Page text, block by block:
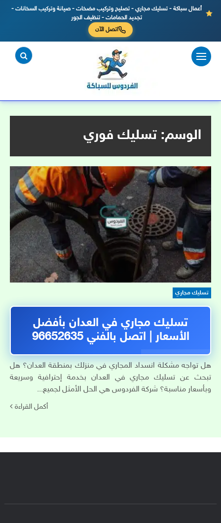
أعمال سباكة - تسليك مجاري - تصليح وتركيب مضخات - صيانة وتركيب السخانات -
تجديد الحمامات - تنظيف الجور
اتصل الآن
التجاوز
المحتوى
الوسم: تسليك فوري
تسليك مجاري
تسليك مجاري في العدان بأفضل
الأسعار | اتصل بالفني 96652635
هل تواجه مشكلة انسداد المجاري في منزلك بمنطقة العدان؟ هل
تبحث عن تسليك مجاري في العدان بخدمة إحترافية وسريعة
وبأسعار مناسبة؟ شركة الفردوس هي الحل الأمثل لجميع...
أكمل القراءة